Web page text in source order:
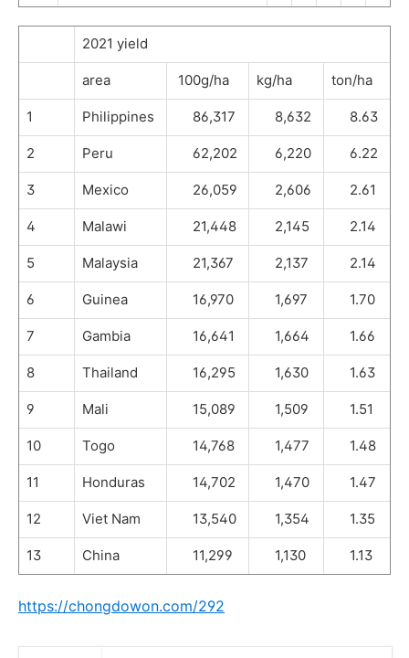
2021 yield
area 100g/ha kg/ha ton/ha
1 Philippines 86,317 8,632 8.63
2 Peru 62,202 6,220 6.22
3 Mexico 26,059 2,606 2.61
4 Malawi 21,448 2,145 2.14
5 Malaysia 21,367 2,137 2.14
6 Guinea 16,970 1,697 1.70
7 Gambia 16,641 1,664 1.66
8 Thailand 16,295 1,630 1.63
9 Mali 15,089 1,509 1.51
10 Togo 14,768 1,477 1.48
11 Honduras 14,702 1,470 1.47
12 Viet Nam 13,540 1,354 1.35
13 China 11,299 1,130 1.13
https://chongdowon.com/292